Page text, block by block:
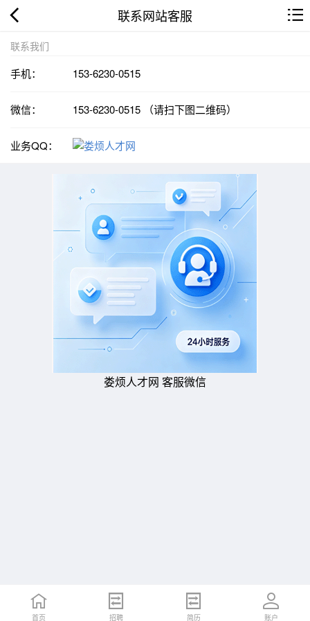
联系网站客服
联系我们
手机： 153-6230-0515
微信： 153-6230-0515 （请扫下图二维码）
业务QQ：
娄烦人才网 客服微信
首页 招聘 简历 账户